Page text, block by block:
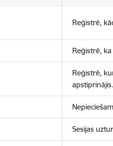
Reģistrē,
Reģistrē,
Reģistrē,
apstiprinājis.
Sesijas